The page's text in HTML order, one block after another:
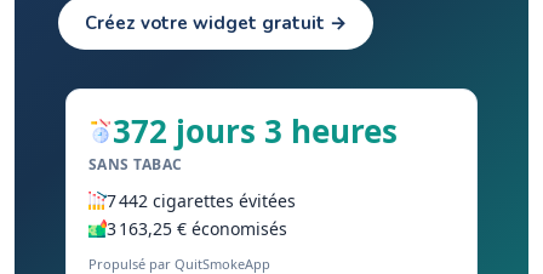
Créez votre widget gratuit →
372 jours 3 heures
SANS TABAC
7 442 cigarettes évitées
3 163,25 € économisés
Propulsé par QuitSmokeApp